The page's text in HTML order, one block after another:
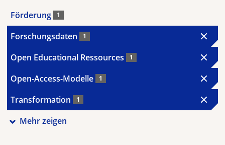
Förderung 1
Forschungsdaten 1
Open Educational Ressources 1
Open-Access-Modelle 1
Transformation 1
Mehr zeigen